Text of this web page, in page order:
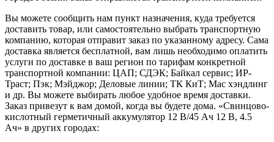
Вы можете сообщить нам пункт назначения, куда требуется
доставить товар, или самостоятельно выбрать транспортную
компанию, которая отправит заказ по указанному адресу. Сама
доставка является бесплатной, вам лишь необходимо оплатить
услуги по доставке в ваш регион по тарифам конкретной
транспортной компании: ЦАП; СДЭК; Байкал сервис; ИР-
Траст; Пэк; Мэйджор; Деловые линии; ТК КиТ; Мас хэндлинг
и др. Вы можете выбирать любое удобное время доставки.
Заказ привезут к вам домой, когда вы будете дома. «Свинцово-
кислотный герметичный аккумулятор 12 В/45 Ач 12 В, 4.5
Ач» в других городах: